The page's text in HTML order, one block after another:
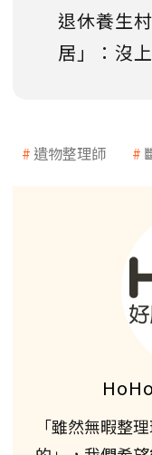
退休養生
居」：沒
遺物整理師
「雖然無暇整